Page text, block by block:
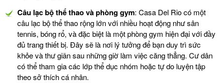
Câu lạc bộ thể thao và phòng gym: Casa Del Rio có một
câu lạc bộ thể thao rộng lớn với nhiều hoạt động như sân
tennis, bóng rổ, và đặc biệt là một phòng gym hiện đại với đầy
đủ trang thiết bị. Đây sẽ là nơi lý tưởng để bạn duy trì sức
khỏe và thư giãn sau những giờ làm việc căng thẳng. Cư dân
có thể tham gia các lớp thể dục nhóm hoặc tự do luyện tập
theo sở thích cá nhân.